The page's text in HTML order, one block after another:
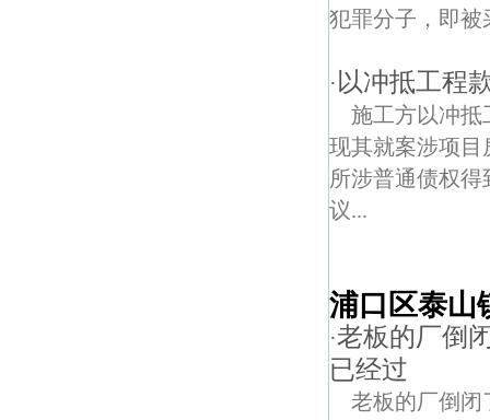
犯罪分子，即被
· 以冲抵工程
施工方以冲抵
现其就案涉项目
所涉普通债权
议...
浦口区泰山
·老板的厂倒
已经过
老板的厂倒闭